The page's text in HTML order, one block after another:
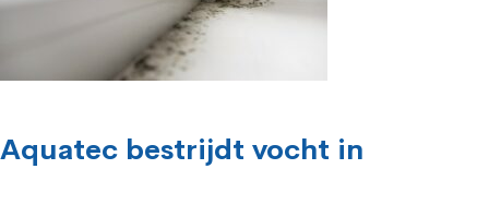
Aquatec bestrijdt vocht in